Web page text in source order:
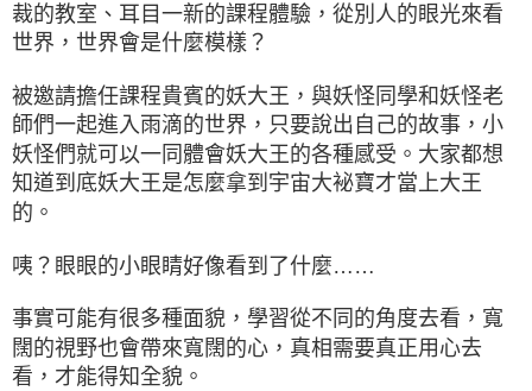
裁的教室、耳目一新的課程體驗，從別人的眼光來看
世界，世界會是什麼模樣？
被邀請擔任課程貴賓的妖大王，與妖怪同學和妖怪老
師們一起進入雨滴的世界，只要說出自己的故事，小
妖怪們就可以一同體會妖大王的各種感受。大家都想
知道到底妖大王是怎麼拿到宇宙大袐寶才當上大王
的。
咦？眼眼的小眼睛好像看到了什麼……
事實可能有很多種面貌，學習從不同的角度去看，寬
闊的視野也會帶來寬闊的心，真相需要真正用心去
看，才能得知全貌。